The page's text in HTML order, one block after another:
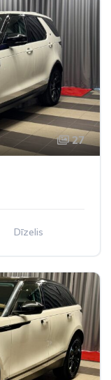
27
Dīzelis